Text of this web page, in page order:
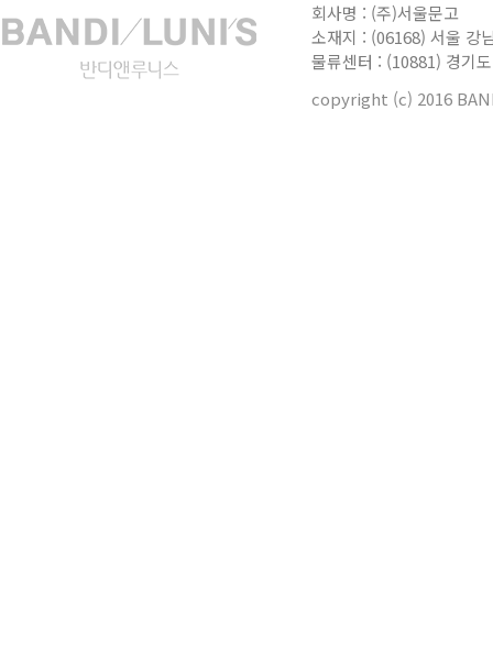
[공지]
[공지]
회사명 : (주)서울문고
소재지 : (06168) 서울 강
물류센터 : (10881) 경기
copyright (c) 2016